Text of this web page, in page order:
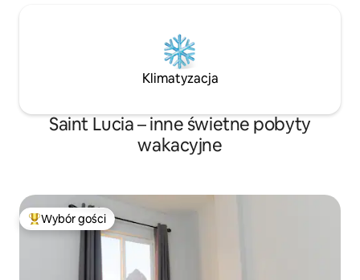
Klimatyzacja
Saint Lucia – inne świetne pobyty
wakacyjne
Najpopularniejsze z kategorii Wybór gości
Wybór gości